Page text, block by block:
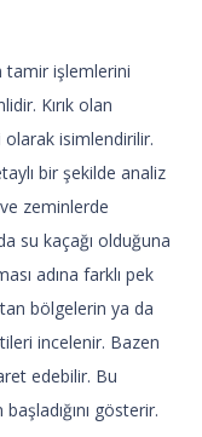
tamir işlemlerini
Kırık olan
olarak isimlendirilir.
bir şekilde analiz
zeminlerde
su kaçağı olduğuna
adına farklı pek
bölgelerin ya da
incelenir. Bazen
edebilir. Bu
gösterir.